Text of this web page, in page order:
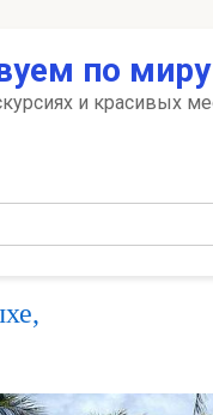
по
и красивых